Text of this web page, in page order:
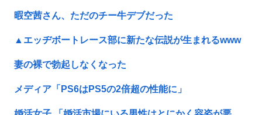
暇空茜さん、ただのチー牛デブだった
▲エッヂボートレース部に新たな伝説が生まれるwww
妻の裸で勃起しなくなった
メディア「PS6はPS5の2倍超の性能に」